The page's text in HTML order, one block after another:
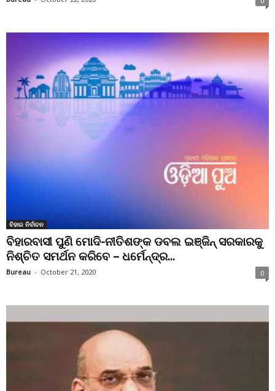
ବିହାର ନିର୍ବାଚନ
ବିହାରବାସୀ ପୁଣି ମୋଦି-ନୀତିଶଙ୍କ ଡବଲ ଇଞ୍ଜିନ୍ ସରକାରକୁ
ନିଶ୍ଚିତ ସମର୍ଥନ କରିବେ – ଧର୍ମେନ୍ଦ୍ର...
Bureau - October 21, 2020 0